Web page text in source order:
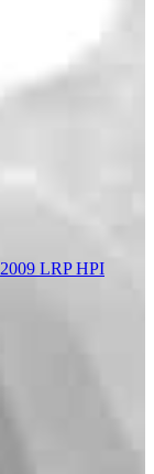
2009 LRP HPI